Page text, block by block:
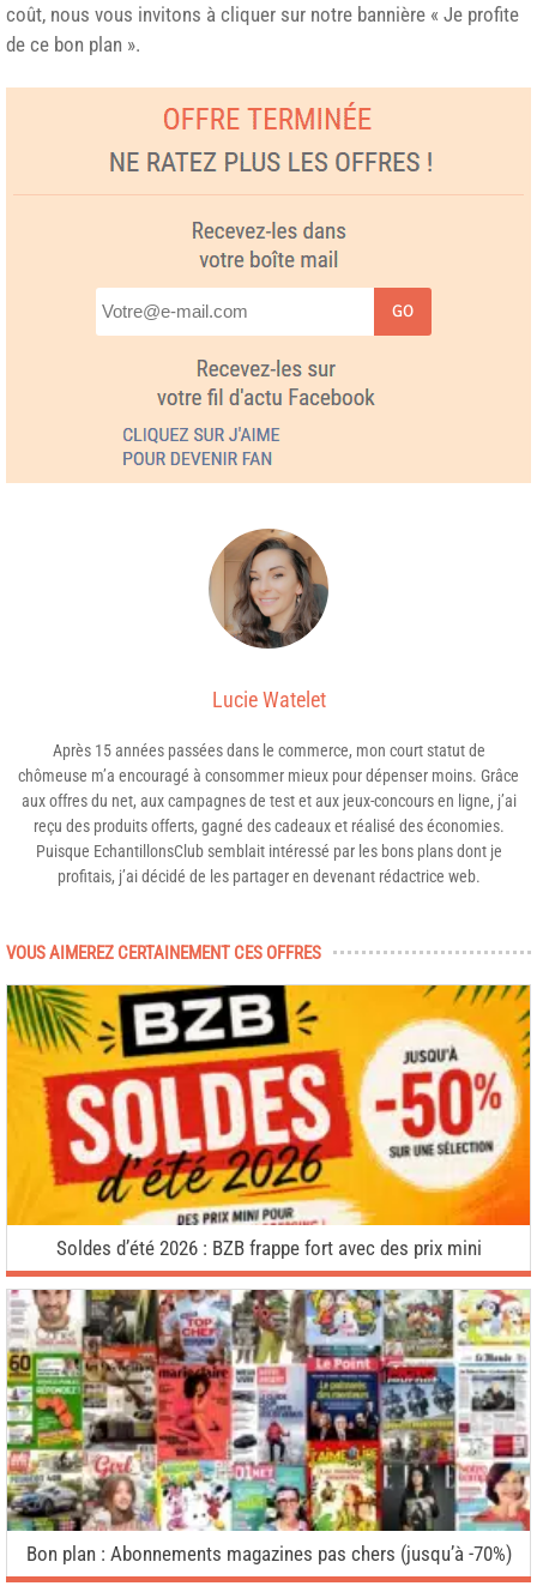
coût, nous vous invitons à cliquer sur notre bannière « Je profite
de ce bon plan ».
GO
Lucie Watelet
Après 15 années passées dans le commerce, mon court statut de
chômeuse m’a encouragé à consommer mieux pour dépenser moins. Grâce
aux offres du net, aux campagnes de test et aux jeux-concours en ligne, j’ai
reçu des produits offerts, gagné des cadeaux et réalisé des économies.
Puisque EchantillonsClub semblait intéressé par les bons plans dont je
profitais, j’ai décidé de les partager en devenant rédactrice web.
VOUS AIMEREZ CERTAINEMENT CES OFFRES
Soldes d’été 2026 : BZB frappe fort avec des prix mini
Bon plan : Abonnements magazines pas chers (jusqu’à -70%)